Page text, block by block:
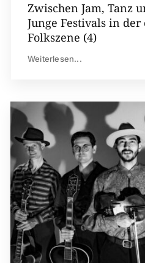
Zwischen Jam, Tanz
Junge Festivals in der
Folkszene (4)
Weiterlesen...